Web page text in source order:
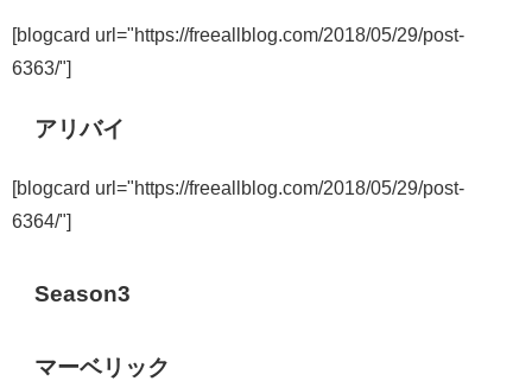
[blogcard url="https://freeallblog.com/2018/05/29/post-
6363/"]
アリバイ
[blogcard url="https://freeallblog.com/2018/05/29/post-
6364/"]
Season3
マーベリック